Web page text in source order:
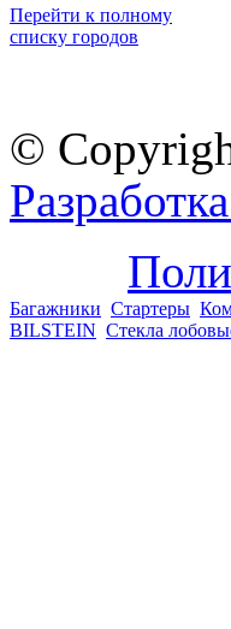
Перейти к полному
списку городов
©
Багажники Стартеры
BILSTEIN Стекла